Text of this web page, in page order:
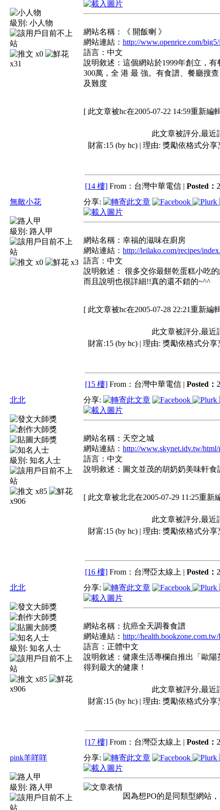
級別: 小人物
x0
x31
網站名稱：《 開飯喇 》
網站連結： http://www.openrice.com/
語言：中文
說明敘述：這個網站於1999年創立，
300萬，全 港 最 強。有食譜、餐廳搜
及難度
[ 此文章被hc在2005-07-22 14:59重新編
此文章被評分,最近
財富:15 (by hc) | 理由: 獎勵依格式分
[14 樓] From：台灣中華電信 | Posted：
無敵小花
級別: 路人甲
x0 x3
分享:
網站名稱：幸福的滋味在廚房
網站連結： http://leilako.com/recipes/
語言：中文
說明敘述： 很多交你最餅乾蛋糕小吃
而且說明也很詳細!!真的還不錯的~^^
[ 此文章被hc在2005-07-28 22:21重新編
此文章被評分,最近
財富:15 (by hc) | 理由: 獎勵依格式分
[15 樓] From：台灣中華電信 | Posted：
北北
級別: 知名人士
x85
x906
分享:
網站名稱：天空之城
網站連結： http://www.skynet.idv.tw/
語言：中文
說明敘述：圖文並茂的胡奶奶美味軒食
[ 此文章被北北在2005-07-29 11:25重新
此文章被評分,最近
財富:15 (by hc) | 理由: 獎勵依格式分
[16 樓] From：台灣亞太線上 | Posted：
北北
級別: 知名人士
x85
x906
分享:
網站名稱：抗癌全天調養食譜
網站連結： http://
語言：正體中文
說明敘述：健康生活專欄自推出「歐
得到最大的健康！
此文章被評分,最近
財富:15 (by hc) | 理由: 獎勵依格式分
[17 樓] From：台灣亞太線上 | Posted：
pink羊咩咩
級別: 路人甲
分享:
因為想PO的是同類型網站